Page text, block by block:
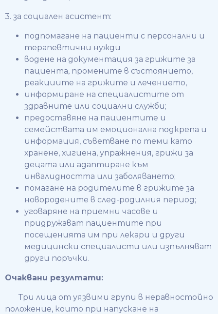
3. за социален асистент:
подпомагане на пациенти с персонални и
терапевтични нужди
водене на документация за грижите за
пациента, промените в състоянието,
реакциите на грижите и лечението,
информиране на специалистите от
здравните или социални служби;
предоставяне на пациентите и
семействата им емоционална подкрепа и
информация, съветване по теми като
хранене, хигиена, упражнения, грижи за
децата или адаптиране към
инвалидността или заболяването;
помагане на родителите в грижите за
новородените в след-родилния период;
уговаряне на приемни часове и
придружават пациентите при
посещенията им при лекари и други
медицински специалисти или изпълняват
други поръчки.
Очаквани резултати:
Три лица от уязвими групи в неравностойно
положение, които при напускане на